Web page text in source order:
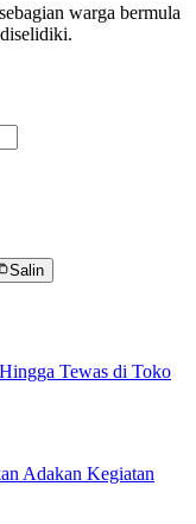
warga bermula
Salin
Tewas di Toko
Adakan Kegiatan